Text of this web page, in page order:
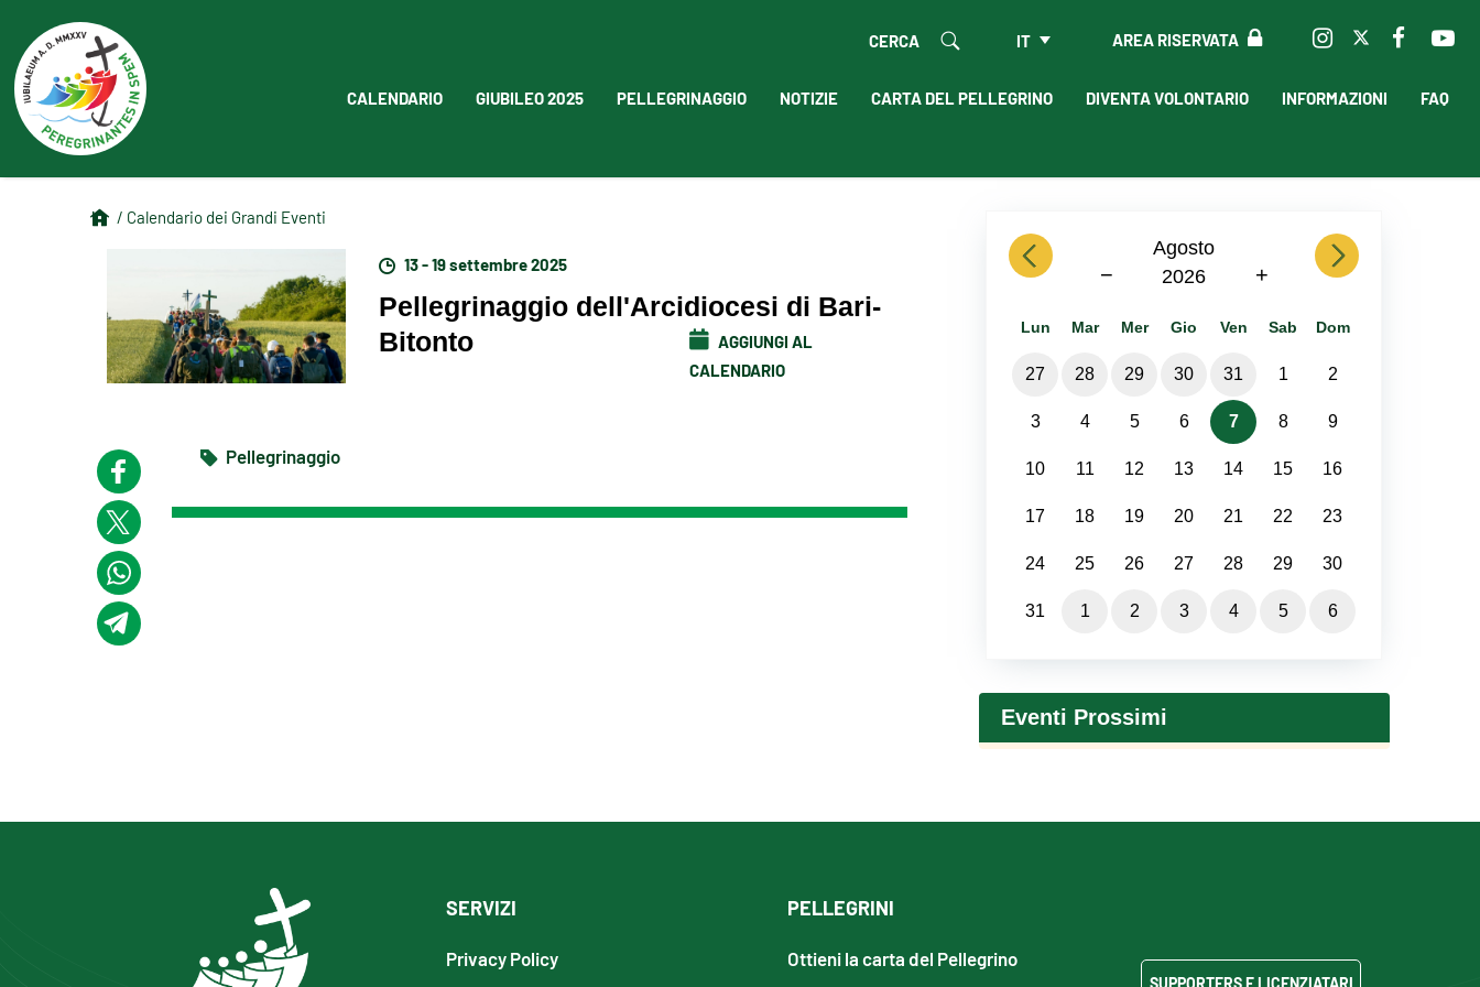
AREA RISERVATA
IT
CERCA
CALENDARIO GIUBILEO 2025 PELLEGRINAGGIO NOTIZIE CARTA DEL PELLEGRINO DIVENTA VOLONTARIO INFORMAZIONI FAQ
/ Calendario dei Grandi Eventi
13 - 19 settembre 2025
Pellegrinaggio dell'Arcidiocesi di Bari-
Bitonto
AGGIUNGI AL
CALENDARIO
Pellegrinaggio
previous
Agosto
2026
− +
next
Lun Mar Mer Gio Ven Sab Dom
27 28 29 30 31 1 2
3 4 5 6 7 8 9
10 11 12 13 14 15 16
17 18 19 20 21 22 23
24 25 26 27 28 29 30
31 1 2 3 4 5 6
Eventi Prossimi
SERVIZI
Privacy Policy
PELLEGRINI
Ottieni la carta del Pellegrino
SUPPORTERS E LICENZIATARI